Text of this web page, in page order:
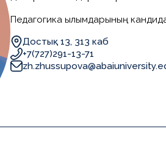
Педагогика ғылымдарының
Достық 13, 313 каб
+7(727)291-13-71